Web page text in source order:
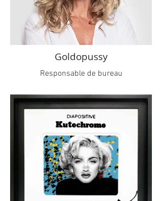
Goldopussy
Responsable de bureau